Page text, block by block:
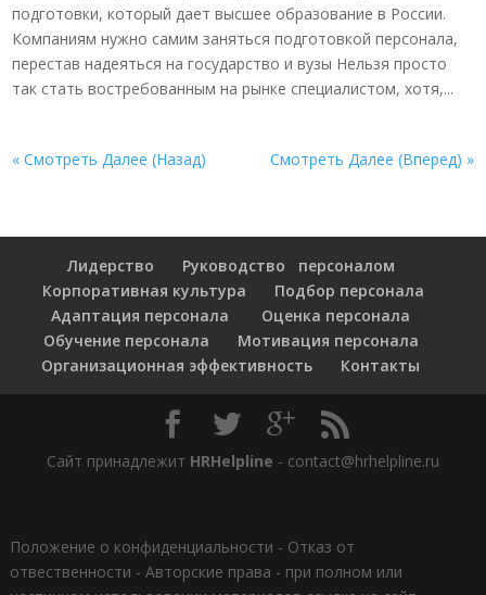
подготовки, который дает высшее образование в России.
Компаниям нужно самим заняться подготовкой персонала,
перестав надеяться на государство и вузы Нельзя просто
так стать востребованным на рынке специалистом, хотя,...
« Смотреть Далее (Назад) Смотреть Далее (Вперед) »
Лидерство
Руководство персоналом
Корпоративная культура
Подбор персонала
Адаптация персонала
Оценка персонала
Обучение персонала
Мотивация персонала
Организационная эффективность
Контакты
Сайт принадлежит HRHelpline - contact@hrhelpline.ru
Положение о конфиденциальности - Отказ от
отвественности - Авторские права - при полном или